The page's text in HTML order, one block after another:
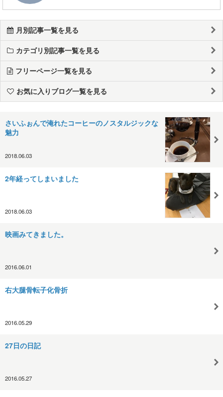
月別記事一覧を見る
カテゴリ別記事一覧を見る
フリーページ一覧を見る
お気に入りブログ一覧を見る
さいふぉんで淹れたコーヒーのノスタルジックな
魅力
2018.06.03
2年経ってしまいました
2018.06.03
映画みてきました。
2016.06.01
右大腿骨転子化骨折
2016.05.29
27日の日記
2016.05.27